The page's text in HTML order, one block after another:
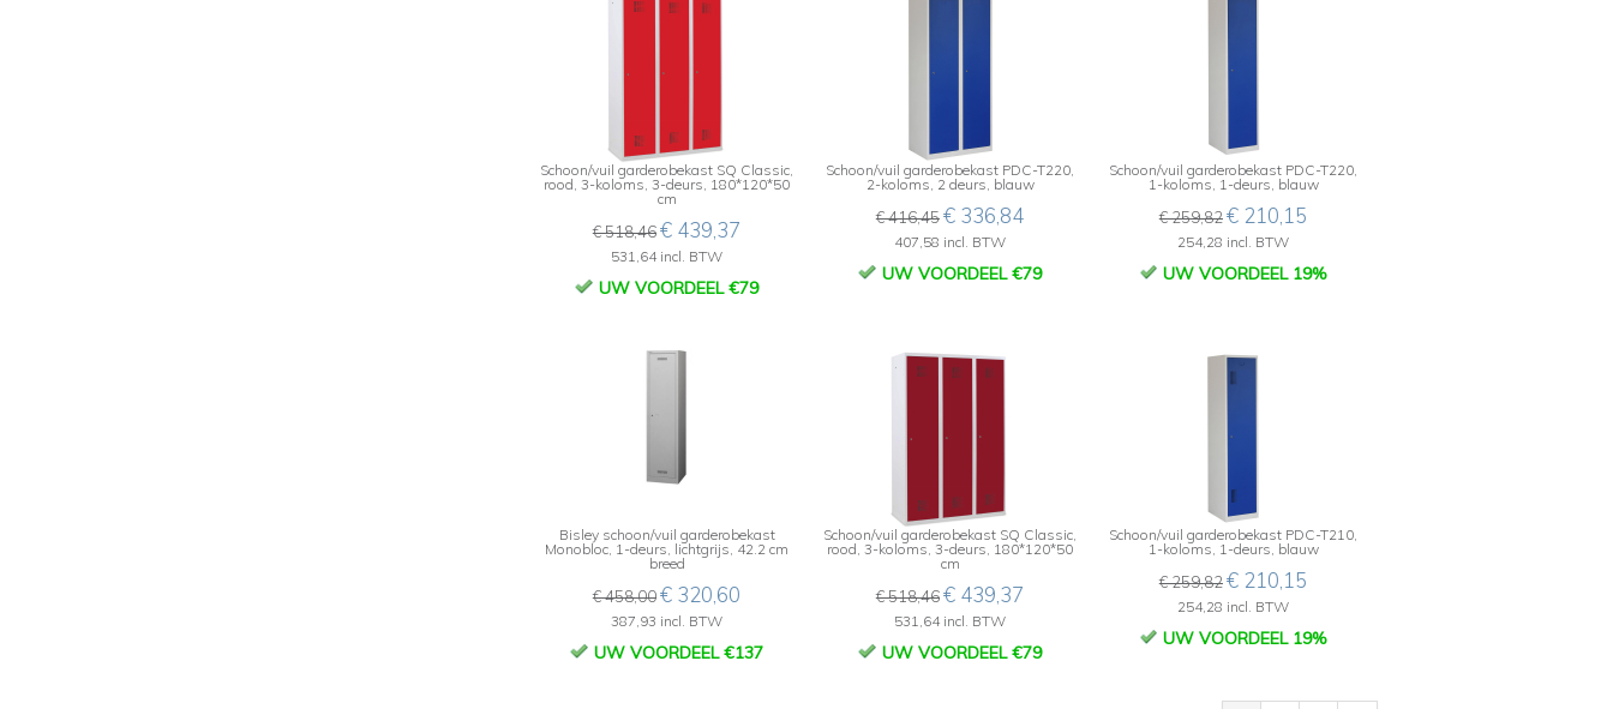
Schoon/vuil garderobekast SQ Classic,
rood, 3-koloms, 3-deurs, 180*120*50
cm
€ 518,46€ 439,37
531,64 incl. BTW
UW VOORDEEL €79
Schoon/vuil garderobekast PDC-T220,
2-koloms, 2 deurs, blauw
€ 416,45€ 336,84
407,58 incl. BTW
UW VOORDEEL €79
Schoon/vuil garderobekast PDC-T220,
1-koloms, 1-deurs, blauw
€ 259,82€ 210,15
254,28 incl. BTW
UW VOORDEEL 19%
Bisley schoon/vuil garderobekast
Monobloc, 1-deurs, lichtgrijs, 42.2 cm
breed
€ 458,00€ 320,60
387,93 incl. BTW
UW VOORDEEL €137
Schoon/vuil garderobekast SQ Classic,
rood, 3-koloms, 3-deurs, 180*120*50
cm
€ 518,46€ 439,37
531,64 incl. BTW
UW VOORDEEL €79
Schoon/vuil garderobekast PDC-T210,
1-koloms, 1-deurs, blauw
€ 259,82€ 210,15
254,28 incl. BTW
UW VOORDEEL 19%